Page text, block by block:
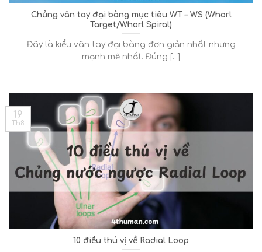
Chủng vân tay đại bàng mục tiêu WT – WS (Whorl
Target/Whorl Spiral)
Đây là kiểu vân tay đại bàng đơn giản nhất nhưng
mạnh mẽ nhất. Đúng [...]
10 điều thú vị về Radial Loop
19
Th8